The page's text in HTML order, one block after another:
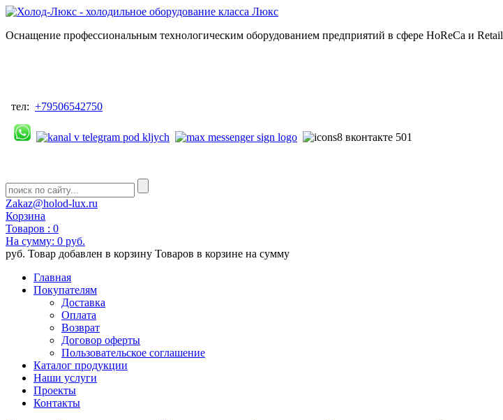
Оснащение профессиональным технологическим оборудованием предприятий в сфере HoReCa и Retail
тел: +79506542750
Zakaz@holod-lux.ru
Корзина
Товаров : 0
На сумму: 0 руб.
руб. Товар добавлен в корзину Товаров в корзине на сумму
Главная
Покупателям
Доставка
Оплата
Возврат
Договор оферты
Пользовательское соглашение
Каталог продукции
Наши услуги
Проекты
Контакты